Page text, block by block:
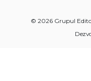
© 2026 Grupul